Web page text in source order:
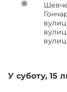
У суботу, 15